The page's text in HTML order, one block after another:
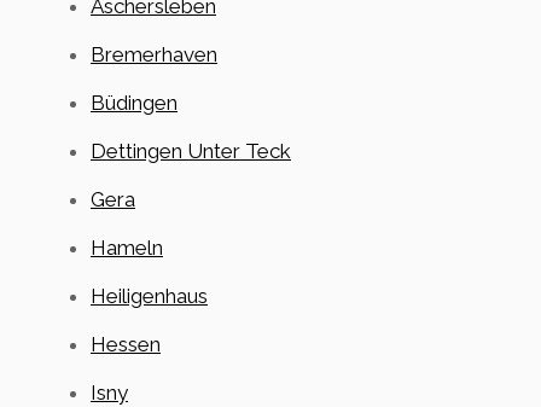
Aschersleben
Bremerhaven
Büdingen
Dettingen Unter Teck
Gera
Hameln
Heiligenhaus
Hessen
Isny